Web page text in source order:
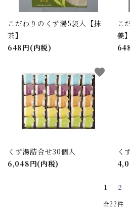
こだわりのくず湯5袋入【抹
茶】
648円(内税)
こ
姜】
くず湯詰合せ30個入
6,048円(内税)
favorite
く
1
2
全22件